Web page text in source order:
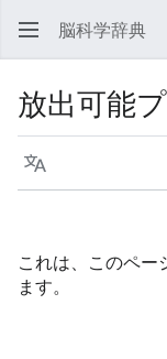
脳科学辞典
放出可能
言語
これは、このペー
ます。